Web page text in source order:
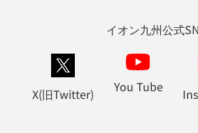
イオン九州公式
X(旧Twitter) You Tube